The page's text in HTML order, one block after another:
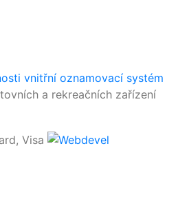
vnitřní oznamovací systém
a rekreačních zařízení